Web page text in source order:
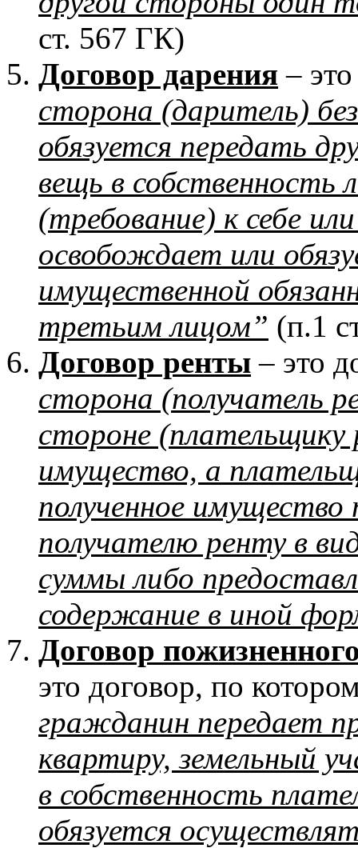
ст. 567 ГК)
Договор дарения –
сторона (даритель)
обязуется передать
вещь в собственность
(требование) к себе
освобождает или
имущественной
третьим лицом” (п.1
Договор ренты – это
сторона (получатель
стороне
имущество, а
полученное имущество
получателю ренту в
суммы либо
содержание в иной
Договор
это договор, по
гражданин передает
квартиру, земельный
в собственность
обязуется